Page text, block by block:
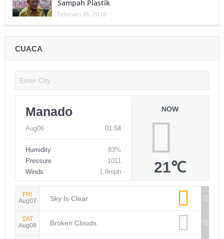
Sampah Plastik
Februari 26, 2019
CUACA
Manado
Aug06 01:54
Humidity
83%
Pressure
1011
Winds
1.8mph
NOW
21℃
FRI
Aug07
Sky Is Clear
SAT
Aug08
Broken Clouds